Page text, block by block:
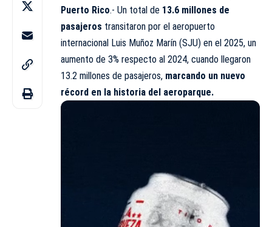
Puerto Rico.- Un total de 13.6 millones de
pasajeros transitaron por el aeropuerto
internacional Luis Muñoz Marín (SJU) en el 2025, un
aumento de 3% respecto al 2024, cuando llegaron
13.2 millones de pasajeros, marcando un nuevo
récord en la historia del aeroparque.